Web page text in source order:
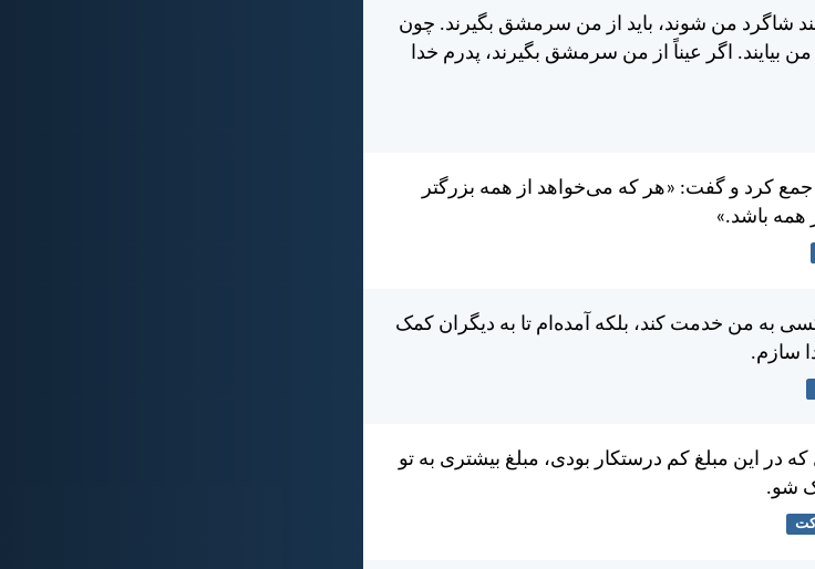
شاگرد من شوند، بايد از من سرمشق بگيرند. چون
بيايند. اگر عيناً از من سرمشق بگيرند، پدرم خدا
كرد و گفت: «هر كه می‌خواهد از همه بزرگتر
همه باشد.»
به من خدمت كند، بلكه آمده‌ام تا به ديگران كمک
سازم.
در اين مبلغ كم درستكار بودی، مبلغ بيشتری به تو
شو.